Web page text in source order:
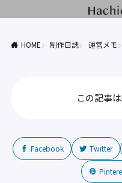
HOME 制作日誌 運営メモ
この記事
Facebook Twitter